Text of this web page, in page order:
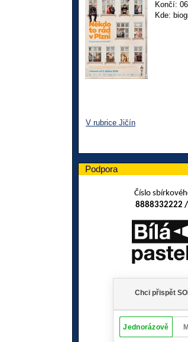
Končí:
Kde:
V rubrice Jičín
Podpora
Číslo
8888332222